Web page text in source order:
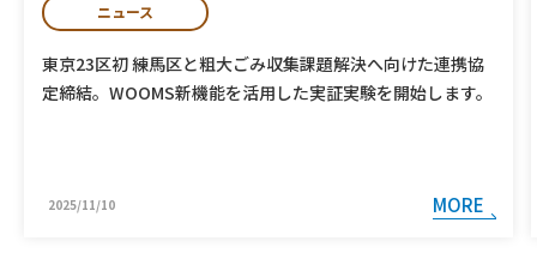
ニュース
東京23区初 練馬区と粗大ごみ収集課題解決へ向けた連携協
定締結。WOOMS新機能を活用した実証実験を開始します。
2025/11/10 MORE